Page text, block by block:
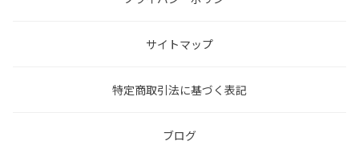
サイトマップ
特定商取引法に基づく表記
ブログ